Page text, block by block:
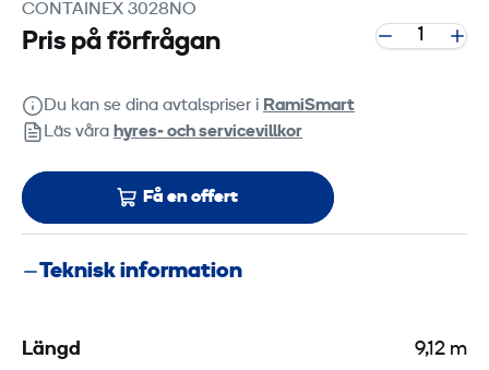
CONTAINEX 3028NO
Pris på förfrågan
Du kan se dina avtalspriser i RamiSmart
Läs våra hyres‑ och servicevillkor
Få en offert
Teknisk information
Längd 9,12 m